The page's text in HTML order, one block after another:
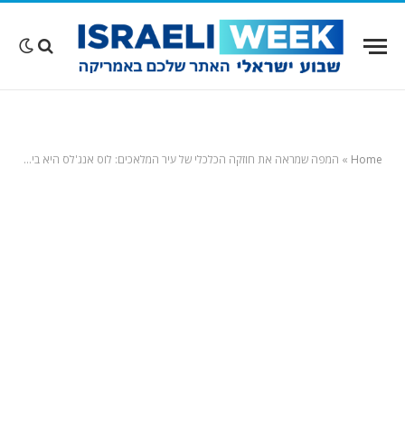
Home
» המפה שמראה את חוזקה הכלכלי של עיר המלאכים: לוס אנג'לס היא בירת התעופה והחלל ('ארוספייס') של העולם